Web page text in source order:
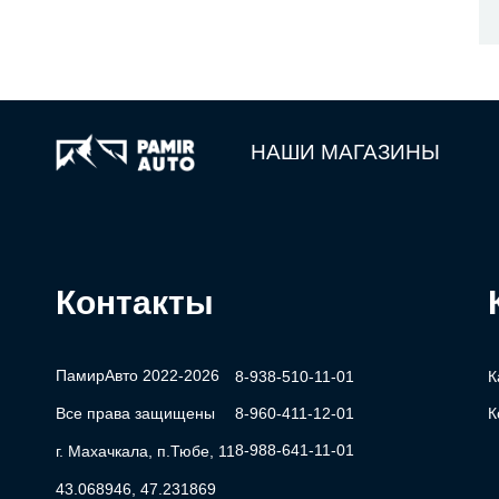
НАШИ МАГАЗИНЫ
Контакты
ПамирАвто 2022-2026
Все права защищены
г. Махачкала, п.Тюбе, 11
43.068946, 47.231869
8-938-510-11-01
8-960-411-12-01
8-988-641-11-01